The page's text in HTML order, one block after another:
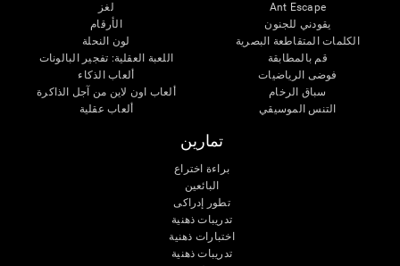
Ant Escape
يقودني للجنون
الكلمات المتقاطعة البصرية
قم بالمطابقة
فوضى الرياضيات
سباق الرخام
التنس الموسيقي
لغز
الأرقام
لون النحلة
اللعبة العقلية: تفجير البالونات
ألعاب الذكاء
ألعاب اون لاين من آجل الذاكرة
ألعاب عقلية
تمارين
براءة اختراع
البائعين
تطور إدراكى
تدريبات ذهنية
اختبارات ذهنية
تدريبات ذهنية